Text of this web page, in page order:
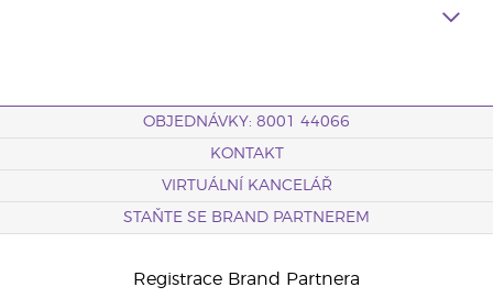
OBJEDNÁVKY: 8001 44066
KONTAKT
VIRTUÁLNÍ KANCELÁŘ
STAŇTE SE BRAND PARTNEREM
Registrace Brand Partnera